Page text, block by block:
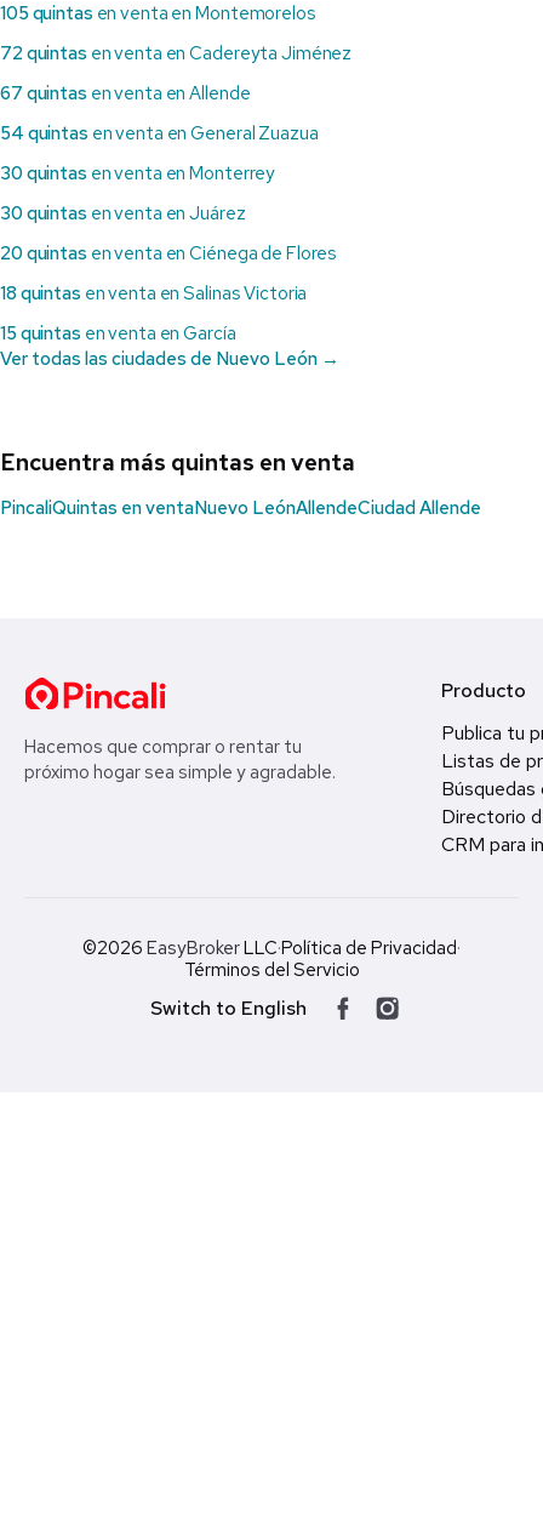
105 quintas en venta en Montemorelos
72 quintas en venta en Cadereyta Jiménez
67 quintas en venta en Allende
54 quintas en venta en General Zuazua
30 quintas en venta en Monterrey
30 quintas en venta en Juárez
20 quintas en venta en Ciénega de Flores
18 quintas en venta en Salinas Victoria
15 quintas en venta en García
Ver todas las ciudades de Nuevo León →
Encuentra más quintas en venta
PincaliQuintas en ventaNuevo LeónAllendeCiudad Allende
Hacemos que comprar o rentar tu
próximo hogar sea simple y agradable.
Producto
Publica tu
Listas de
Búsquedas
Directorio
CRM para
©2026 EasyBrokerLLC·Política de Privacidad·
Términos del Servicio
Switch to English